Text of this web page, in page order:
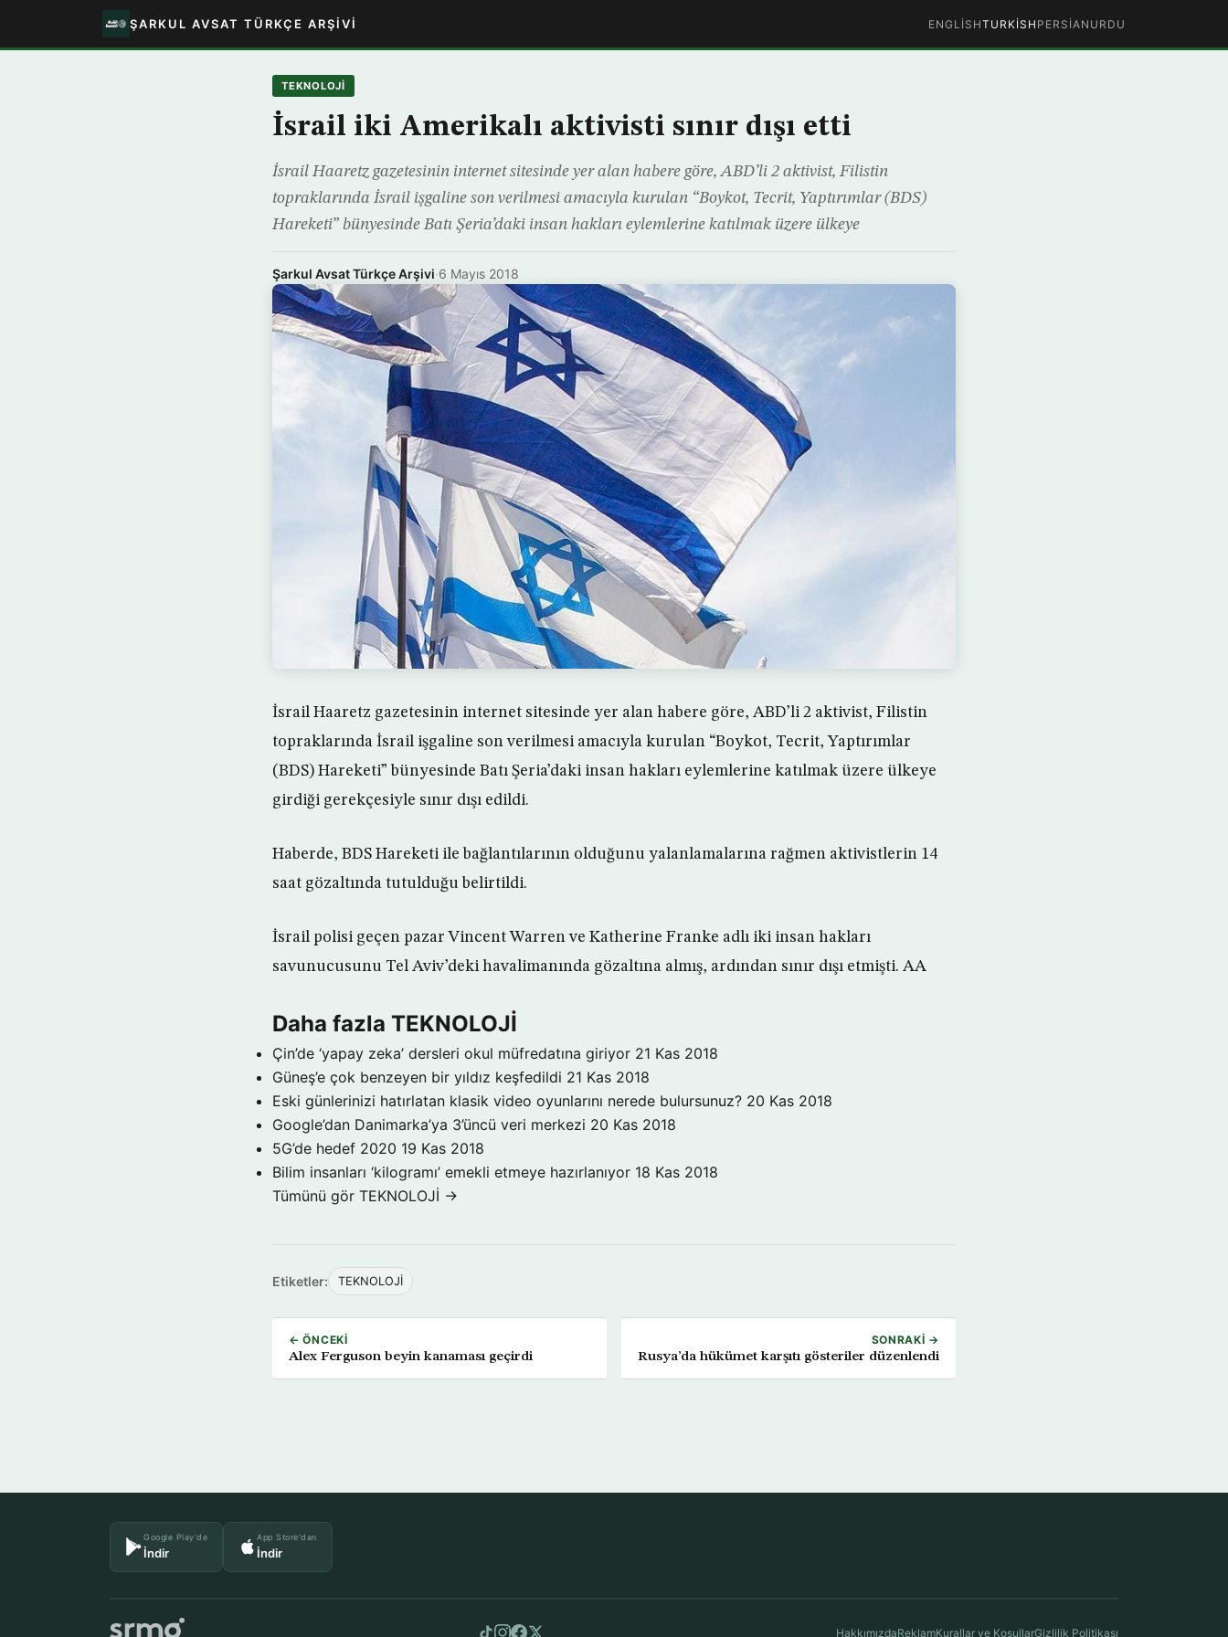
ŞARKUL AVSAT TÜRKÇE ARŞIVI ENGLISHTURKISH PERSIAN URDU
TEKNOLOJİ
İsrail iki Amerikalı aktivisti sınır dışı etti
İsrail Haaretz gazetesinin internet sitesinde yer alan habere göre, ABD’li 2 aktivist, Filistin
topraklarında İsrail işgaline son verilmesi amacıyla kurulan “Boykot, Tecrit, Yaptırımlar (BDS)
Hareketi” bünyesinde Batı Şeria’daki insan hakları eylemlerine katılmak üzere ülkeye
Şarkul Avsat Türkçe Arşivi·6 Mayıs 2018
İsrail Haaretz gazetesinin internet sitesinde yer alan habere göre, ABD’li 2 aktivist, Filistin
topraklarında İsrail işgaline son verilmesi amacıyla kurulan “Boykot, Tecrit, Yaptırımlar
(BDS) Hareketi” bünyesinde Batı Şeria’daki insan hakları eylemlerine katılmak üzere ülkeye
girdiği gerekçesiyle sınır dışı edildi.
Haberde, BDS Hareketi ile bağlantılarının olduğunu yalanlamalarına rağmen aktivistlerin 14
saat gözaltında tutulduğu belirtildi.
İsrail polisi geçen pazar Vincent Warren ve Katherine Franke adlı iki insan hakları
savunucusunu Tel Aviv’deki havalimanında gözaltına almış, ardından sınır dışı etmişti. AA
Daha fazla TEKNOLOJİ
Çin’de ‘yapay zeka’ dersleri okul müfredatına giriyor 21 Kas 2018
Güneş’e çok benzeyen bir yıldız keşfedildi 21 Kas 2018
Eski günlerinizi hatırlatan klasik video oyunlarını nerede bulursunuz? 20 Kas 2018
Google’dan Danimarka’ya 3’üncü veri merkezi 20 Kas 2018
5G’de hedef 2020 19 Kas 2018
Bilim insanları ‘kilogramı’ emekli etmeye hazırlanıyor 18 Kas 2018
Tümünü gör TEKNOLOJİ →
Etiketler: TEKNOLOJİ
← ÖNCEKI
Alex Ferguson beyin kanaması geçirdi
SONRAKI →
Rusya’da hükümet karşıtı gösteriler düzenlendi
Google Play'de
İndir
App Store'dan
İndir
HakkımızdaReklamKurallar ve KoşullarGizlilik Politikası